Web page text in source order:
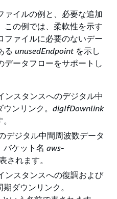
ァイルの例と、必要な追加
この例では、柔軟性を示す
ファイルに必要のないデー
る unusedEndpointを示し
データフローをサポートし
ンスタンスへのデジタル中
ンリンク。 digIfDownlink
デジタル中間周波数データ
バケット名 aws-
されます。
ンスタンスへの復調および
ダウンリンク。